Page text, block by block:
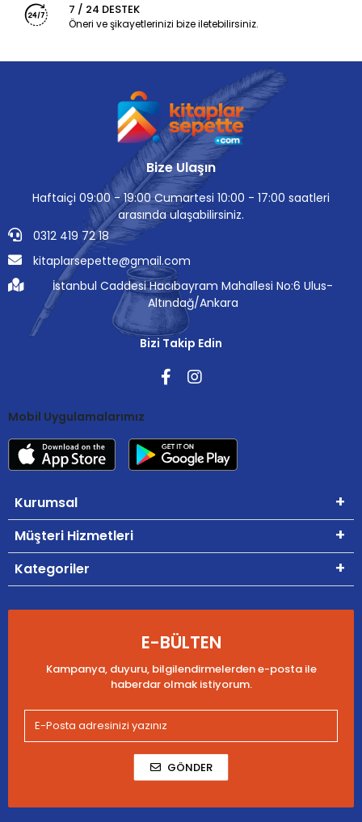
7 / 24 DESTEK
Öneri ve şikayetlerinizi bize iletebilirsiniz.
Bize Ulaşın
Haftaiçi 09:00 - 19:00 Cumartesi 10:00 - 17:00 saatleri
arasında ulaşabilirsiniz.
0312 419 72 18
kitaplarsepette@gmail.com
İstanbul Caddesi Hacıbayram Mahallesi No:6 Ulus-
Altındağ/Ankara
Bizi Takip Edin
Mobil Uygulamalarımız
Kurumsal
Müşteri Hizmetleri
Kategoriler
E-BÜLTEN
Kampanya, duyuru, bilgilendirmelerden e-posta ile
haberdar olmak istiyorum.
GÖNDER